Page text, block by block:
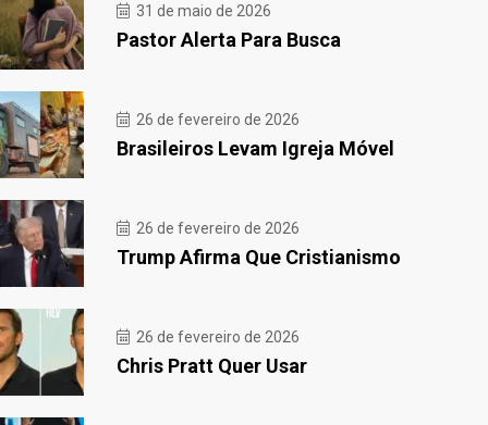
31 de maio de 2026
Pastor Alerta Para Busca
26 de fevereiro de 2026
Brasileiros Levam Igreja Móvel
26 de fevereiro de 2026
Trump Afirma Que Cristianismo
26 de fevereiro de 2026
Chris Pratt Quer Usar